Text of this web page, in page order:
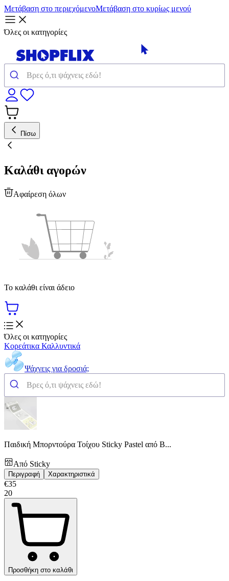
Μετάβαση στο περιεχόμενοΜετάβαση στο κυρίως μενού
Όλες οι κατηγορίες
Πίσω
Καλάθι αγορών
Αφαίρεση όλων
Το καλάθι είναι άδειο
Όλες οι κατηγορίες
Κορεάτικα Καλλυντικά
Ψάχνεις για δροσιά;
Παιδική Μπορντούρα Τοίχου Sticky Pastel από Β...
Από Sticky
Περιγραφή Χαρακτηριστικά
€35
20
Προσθήκη στο καλάθι